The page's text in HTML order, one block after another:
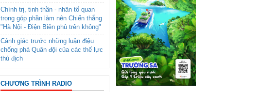
Chính trị, tinh thần - nhân tố quan
trọng góp phần làm nên Chiến thắng
"Hà Nội - Điện Biên phủ trên không"
Cảnh giác trước những luận điệu
chống phá Quân đội của các thế lực
thù địch
CHƯƠNG TRÌNH RADIO